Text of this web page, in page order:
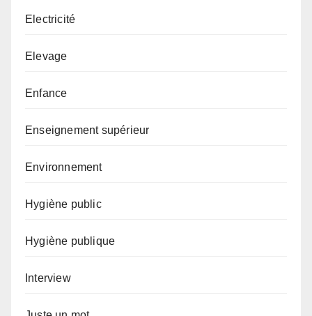
Electricité
Elevage
Enfance
Enseignement supérieur
Environnement
Hygiène public
Hygiène publique
Interview